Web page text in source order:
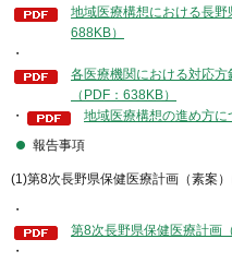
地域医療構想における長野
688KB）
・
各医療機関における対応
（PDF：638KB）
・
地域医療構想の進め方に
報告事項
(1)第8次長野県保健医療計画（素案
・
第8次長野県保健医療計画
・